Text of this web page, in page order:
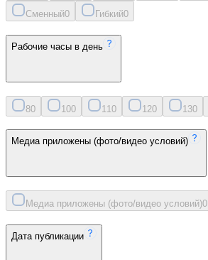
Сменный0 Гибкий0
Рабочие часы в день
80 100 11 0 120 130
Медиа приложены (фото/видео условий)
Медиа приложены (фото/видео условий)0
Дата публикации